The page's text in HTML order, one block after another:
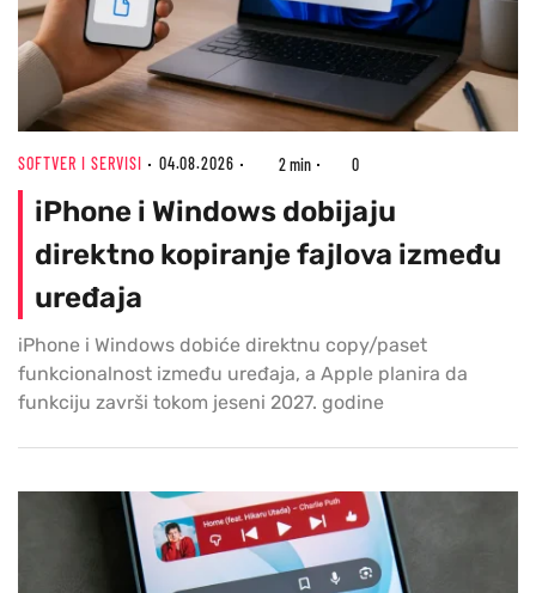
SOFTVER I SERVISI 04.08.2026 2 min 0
iPhone i Windows dobijaju
direktno kopiranje fajlova između
uređaja
iPhone i Windows dobiće direktnu copy/paset
funkcionalnost između uređaja, a Apple planira da
funkciju završi tokom jeseni 2027. godine